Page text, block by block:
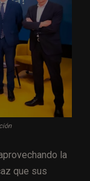
la
que sus